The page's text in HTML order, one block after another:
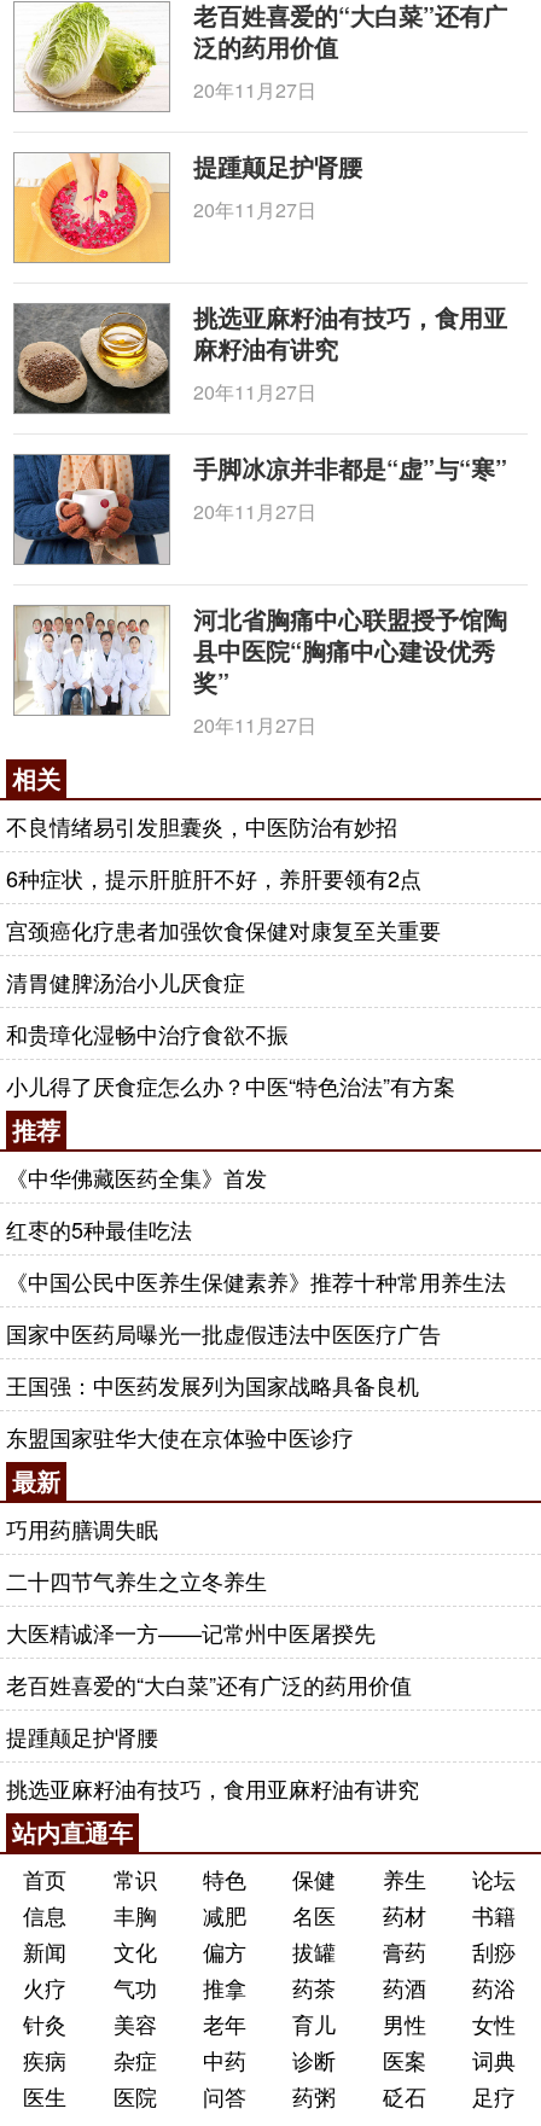
老百姓喜爱的“大白菜”还有广
泛的药用价值
20年11月27日
提踵颠足护肾腰
20年11月27日
挑选亚麻籽油有技巧，食用亚
麻籽油有讲究
20年11月27日
手脚冰凉并非都是“虚”与“寒”
20年11月27日
河北省胸痛中心联盟授予馆陶
县中医院“胸痛中心建设优秀
奖”
20年11月27日
相关
不良情绪易引发胆囊炎，中医防治有妙招
6种症状，提示肝脏肝不好，养肝要领有2点
宫颈癌化疗患者加强饮食保健对康复至关重要
清胃健脾汤治小儿厌食症
和贵璋化湿畅中治疗食欲不振
小儿得了厌食症怎么办？中医“特色治法”有方案
推荐
《中华佛藏医药全集》首发
红枣的5种最佳吃法
《中国公民中医养生保健素养》推荐十种常用养生法
国家中医药局曝光一批虚假违法中医医疗广告
王国强：中医药发展列为国家战略具备良机
东盟国家驻华大使在京体验中医诊疗
最新
巧用药膳调失眠
二十四节气养生之立冬养生
大医精诚泽一方——记常州中医屠揆先
老百姓喜爱的“大白菜”还有广泛的药用价值
提踵颠足护肾腰
挑选亚麻籽油有技巧，食用亚麻籽油有讲究
站内直通车
首页 常识 特色 保健 养生
论坛
信息
丰胸 减肥 名医 药材
书籍
新闻
文化 偏方 拔罐 膏药
刮痧
火疗
气功 推拿 药茶 药酒
药浴
针灸
美容 老年 育儿 男性
女性
疾病
杂症 中药 诊断 医案
词典
医生
医院 问答 药粥 砭石 足疗